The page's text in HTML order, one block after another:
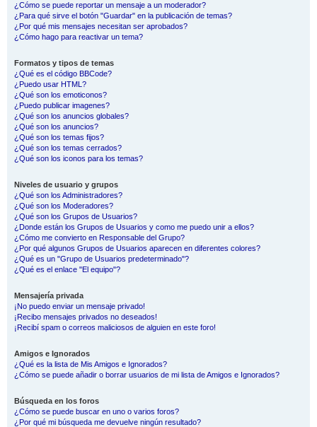
¿Cómo se puede reportar un mensaje a un moderador?
¿Para qué sirve el botón "Guardar" en la publicación de temas?
¿Por qué mis mensajes necesitan ser aprobados?
¿Cómo hago para reactivar un tema?
Formatos y tipos de temas
¿Qué es el código BBCode?
¿Puedo usar HTML?
¿Qué son los emoticonos?
¿Puedo publicar imagenes?
¿Qué son los anuncios globales?
¿Qué son los anuncios?
¿Qué son los temas fijos?
¿Qué son los temas cerrados?
¿Qué son los iconos para los temas?
Niveles de usuario y grupos
¿Qué son los Administradores?
¿Qué son los Moderadores?
¿Qué son los Grupos de Usuarios?
¿Donde están los Grupos de Usuarios y como me puedo unir a ellos?
¿Cómo me convierto en Responsable del Grupo?
¿Por qué algunos Grupos de Usuarios aparecen en diferentes colores?
¿Qué es un "Grupo de Usuarios predeterminado"?
¿Qué es el enlace "El equipo"?
Mensajería privada
¡No puedo enviar un mensaje privado!
¡Recibo mensajes privados no deseados!
¡Recibí spam o correos maliciosos de alguien en este foro!
Amigos e Ignorados
¿Qué es la lista de Mis Amigos e Ignorados?
¿Cómo se puede añadir o borrar usuarios de mi lista de Amigos e Ignorados?
Búsqueda en los foros
¿Cómo se puede buscar en uno o varios foros?
¿Por qué mi búsqueda me devuelve ningún resultado?